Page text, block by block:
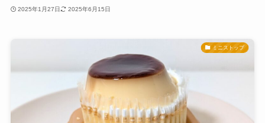
2025年1月27日 2025年6月15日
ミニストップ